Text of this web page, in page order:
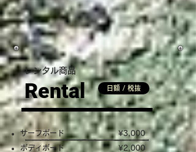
レンタル商品
Rental 日額 / 税抜
サーフボード
​ボディボード
¥3,000
¥2 ,000